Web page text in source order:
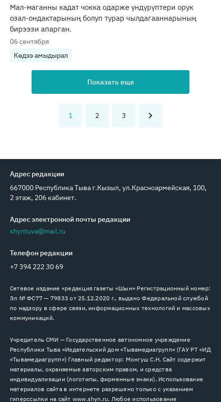
Мал-маганны кадат чокка одарже үндүрүптери орук
озал-ондактарының болуп турар чылдагааннарының
бирээзи апарган.
06 сентября
Көдээ амыдырал
Показать еще
1 2 3
Адрес редакции
667000 Республика Тыва г.Кызыл, ул.Красноармейская, 100,
2 этаж, 206 кабинет.
Адрес электронной почты редакции
shyntuva@mail.ru
Телефон редакции
+7 394 222 30 69
Сетевое издание «редакция газеты «Шын» Регистрационный номер:
Эл № ФС77 — 79833 от 25.12.2020 г., выдано Федеральной службой
по надзору в сфере связи, информационных технологий и массовых
коммуникаций.
Учредитель СМИ — Государственное автономное учреждение
Республики Тыва «Издательский дом «Тывамедиагрупп» (ГАУ РТ «ИД
«Тывамедиагрупп») Главный редактор: Монгуш С.Н. Сайт содержит
материалы, охраняемые авторским правом, и средства
индивидуализации (логотипы, фирменные знаки). Использование
материалов сайта в интернете разрешено только с указанием
гиперссылки на сайт www.shyn.ru. Любое использование